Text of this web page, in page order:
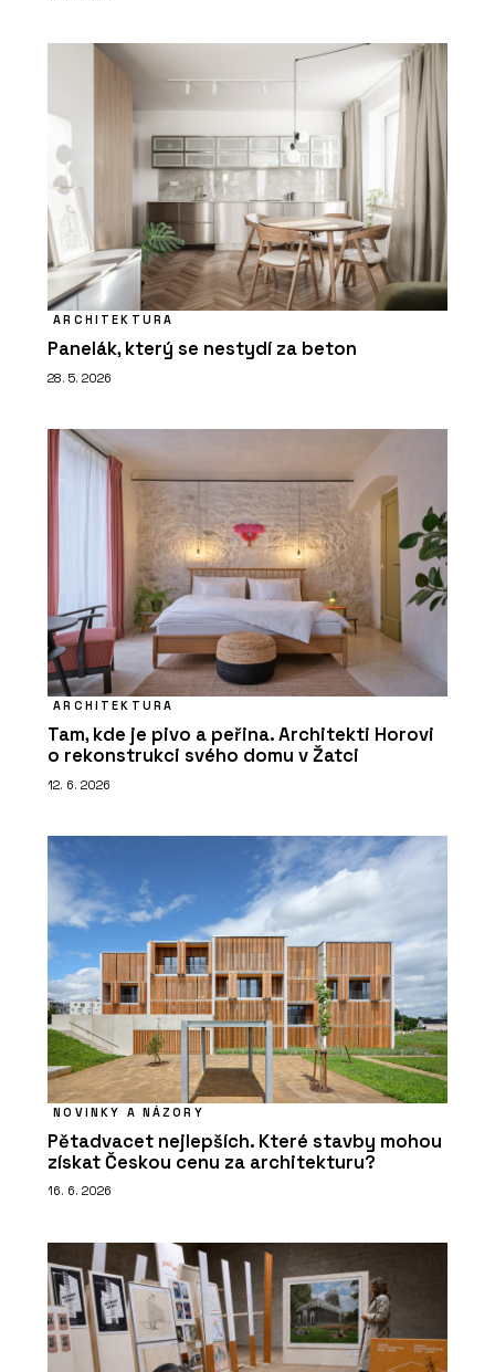
ARCHITEKTURA
Panelák, který se nestydí za beton
28. 5. 2026
ARCHITEKTURA
Tam, kde je pivo a peřina. Architekti Horovi
o rekonstrukci svého domu v Žatci
12. 6. 2026
NOVINKY A NÁZORY
Pětadvacet nejlepších. Které stavby mohou
získat Českou cenu za architekturu?
16. 6. 2026